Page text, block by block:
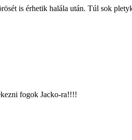
is érhetik halála után. Túl sok
fogok Jacko-ra!!!!